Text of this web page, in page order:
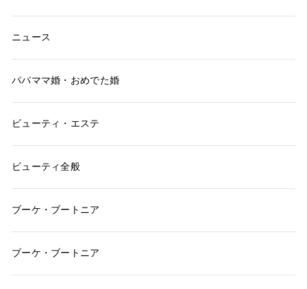
ニュース
パパママ婚・おめでた婚
ビューティ・エステ
ビューティ全般
ブーケ・ブートニア
ブーケ・ブートニア